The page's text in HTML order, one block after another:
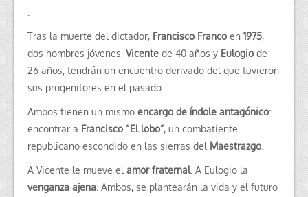
Tras la muerte del dictador, Francisco Franco en 1975,
dos hombres jóvenes, Vicente de 40 años y Eulogio de
26 años, tendrán un encuentro derivado del que tuvieron
sus progenitores en el pasado.
Ambos tienen un mismo encargo de índole antagónico:
encontrar a Francisco “El lobo”, un combatiente
republicano escondido en las sierras del Maestrazgo
A Vicente le mueve el amor fraternal. A Eulogio la
venganza ajena . Ambos, se plantearán la vida y el futuro